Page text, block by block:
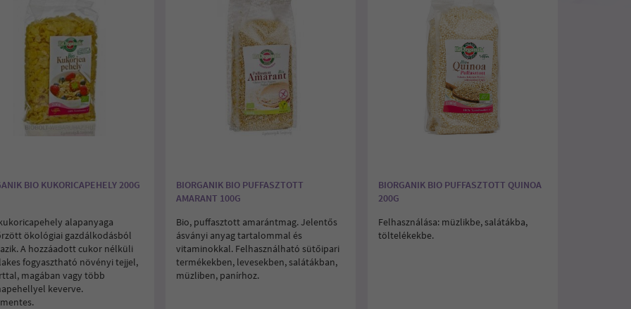
BIO KUKORICAPEHELY 200G
alapanyaga
ökológiai gazdálkodásból
A hozzáadott cukor nélküli
fogyasztható növényi tejjel,
magában vagy több
keverve.
BIORGANIK BIO PUFFASZTOTT
AMARANT 100G
Bio, puffasztott amarántmag. Jelentős
ásványi anyag tartalommal és
vitaminokkal. Felhasználható sütőipari
termékekben, levesekben, salátákban,
müzliben, panírhoz.
BIORGANIK BIO PUFFASZTOTT QUINOA
200G
Felhasználása: müzlikbe, salátákba,
töltelékekbe.